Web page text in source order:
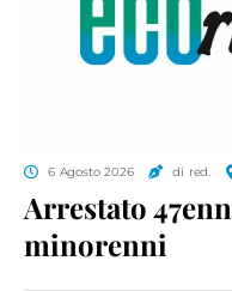
6 Agosto 2026 di red.
Arrestato
minorenni